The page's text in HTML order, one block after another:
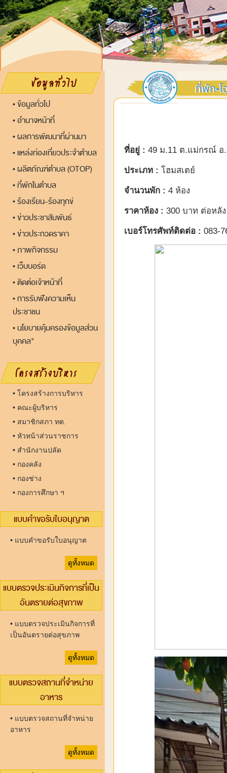
• ข้อมูลทั่วไป
• อำนาจหน้าที่
• ผลการพัฒนาที่ผ่านมา
• แหล่งท่องเที่ยวประจำตำบล
• ผลิตภัณฑ์ตำบล (OTOP)
• ที่พักในตำบล
• ร้องเรียน-ร้องทุกข์
• ข่าวประชาสัมพันธ์
• ข่าวประกวดราคา
• ภาพกิจกรรม
• เว็บบอร์ด
• ติดต่อเจ้าหน้าที่
• การรับฟังความเห็น
ประชาชน
• นโยบายคุ้มครองข้อมูลส่วน
บุคคล"
• โครงสร้างการบริหาร
• คณะผู้บริหาร
• สมาชิกสภา ทต.
• หัวหน้าส่วนราชการ
• สำนักงานปลัด
• กองคลัง
• กองช่าง
• กองการศึกษา ฯ
แบบคำขอรับใบอนุญาต
• แบบคำขอรับใบอนุญาต
ดูทั้งหมด
แบบตรวจประเมินกิจการที่เป็น
อันตรายต่อสุขภาพ
• แบบตรวจประเมินกิจการที่
เป็นอันตรายต่อสุขภาพ
ดูทั้งหมด
แบบตรวจสถานที่จำหน่าย
อาหาร
• แบบตรวจสถานที่จำหน่าย
อาหาร
ดูทั้งหมด
ที่อยู่ : 49 ม.11 ต.แม่กรณ์ อ.
ประเภท : โฮมสเตย์
จำนวนพัก : 4 ห้อง
ราคาห้อง : 300 บาท ต่อหลัง
เบอร์โทรศัพท์ติดต่อ : 083-